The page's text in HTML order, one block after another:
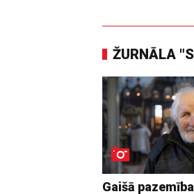
ŽURNĀLA
Gaišā pazemība